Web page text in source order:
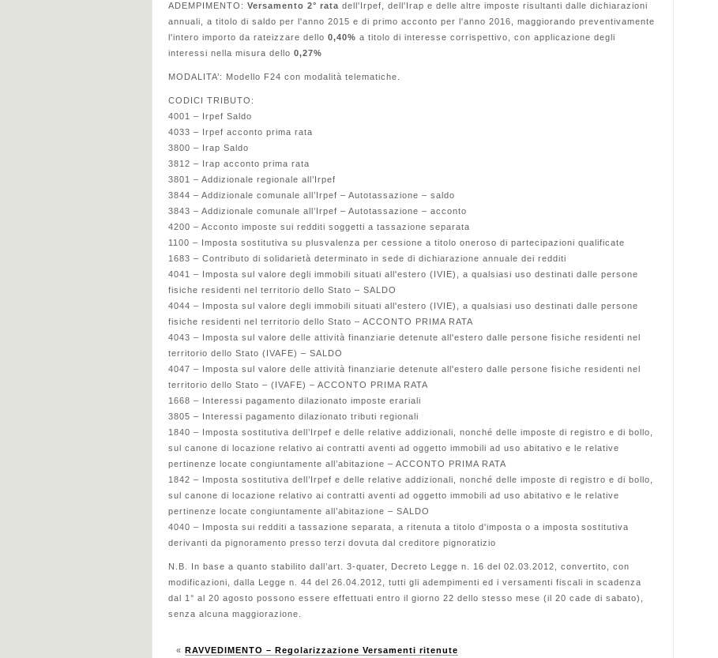
ADEMPIMENTO: Versamento 2° rata dell'Irpef, dell'Irap e delle altre imposte risultanti dalle dichiarazioni
annuali, a titolo di saldo per l'anno 2015 e di primo acconto per l'anno 2016, maggiorando preventivamente
l'intero importo da rateizzare dello 0,40% a titolo di interesse corrispettivo, con applicazione degli
interessi nella misura dello 0,27%
MODALITA’: Modello F24 con modalità telematiche.
CODICI TRIBUTO:
4001 – Irpef Saldo
4033 – Irpef acconto prima rata
3800 – Irap Saldo
3812 – Irap acconto prima rata
3801 – Addizionale regionale all’Irpef
3844 – Addizionale comunale all’Irpef – Autotassazione – saldo
3843 – Addizionale comunale all’Irpef – Autotassazione – acconto
4200 – Acconto imposte sui redditi soggetti a tassazione separata
1100 – Imposta sostitutiva su plusvalenza per cessione a titolo oneroso di partecipazioni qualificate
1683 – Contributo di solidarietà determinato in sede di dichiarazione annuale dei redditi
4041 – Imposta sul valore degli immobili situati all'estero (IVIE), a qualsiasi uso destinati dalle persone
fisiche residenti nel territorio dello Stato – SALDO
4044 – Imposta sul valore degli immobili situati all'estero (IVIE), a qualsiasi uso destinati dalle persone
fisiche residenti nel territorio dello Stato – ACCONTO PRIMA RATA
4043 – Imposta sul valore delle attività finanziarie detenute all'estero dalle persone fisiche residenti nel
territorio dello Stato (IVAFE) – SALDO
4047 – Imposta sul valore delle attività finanziarie detenute all'estero dalle persone fisiche residenti nel
territorio dello Stato – (IVAFE) – ACCONTO PRIMA RATA
1668 – Interessi pagamento dilazionato imposte erariali
3805 – Interessi pagamento dilazionato tributi regionali
1840 – Imposta sostitutiva dell’Irpef e delle relative addizionali, nonché delle imposte di registro e di bollo,
sul canone di locazione relativo ai contratti aventi ad oggetto immobili ad uso abitativo e le relative
pertinenze locate congiuntamente all’abitazione – ACCONTO PRIMA RATA
1842 – Imposta sostitutiva dell’Irpef e delle relative addizionali, nonché delle imposte di registro e di bollo,
sul canone di locazione relativo ai contratti aventi ad oggetto immobili ad uso abitativo e le relative
pertinenze locate congiuntamente all’abitazione – SALDO
4040 – Imposta sui redditi a tassazione separata, a ritenuta a titolo d'imposta o a imposta sostitutiva
derivanti da pignoramento presso terzi dovuta dal creditore pignoratizio
N.B. In base a quanto stabilito dall’art. 3-quater, Decreto Legge n. 16 del 02.03.2012, convertito, con
modificazioni, dalla Legge n. 44 del 26.04.2012, tutti gli adempimenti ed i versamenti fiscali in scadenza
dal 1° al 20 agosto possono essere effettuati entro il giorno 22 dello stesso mese (il 20 cade di sabato),
senza alcuna maggiorazione.
« RAVVEDIMENTO – Regolarizzazione Versamenti ritenute